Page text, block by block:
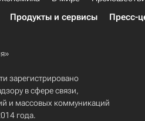
Продукты и сервисы Пресс-
зарегистрировано
в сфере связи,
и массовых коммуникаций
года.